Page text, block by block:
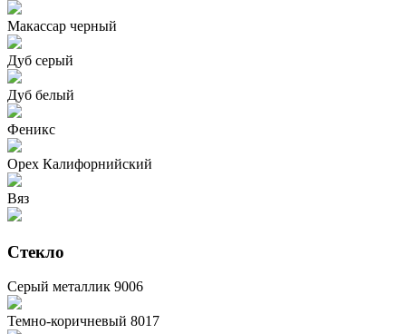
Макассар черный
Дуб серый
Дуб белый
Феникс
Орех Калифорнийский
Вяз
Стекло
Серый металлик 9006
Темно-коричневый 8017